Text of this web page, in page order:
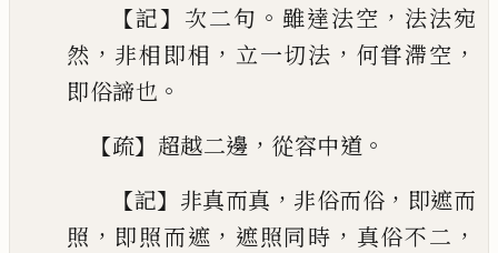
【記】 次二句 。 雖達法空 ， 法法宛
然 ， 非相即相 ， 立一切法 ， 何甞滯空 ，
即俗諦也 。
【疏】 超越二邊 ， 從容中道 。
【記】 非真而真 ， 非俗而俗 ， 即遮而
照 ， 即照而遮 ， 遮照同時 ， 真俗不二 ，